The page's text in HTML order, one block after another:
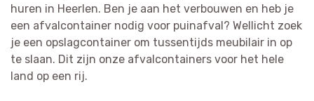
huren in Heerlen. Ben je aan het verbouwen en heb je
een afvalcontainer nodig voor puinafval? Wellicht zoek
je een opslagcontainer om tussentijds meubilair in op
te slaan. Dit zijn onze afvalcontainers voor het hele
land op een rij.